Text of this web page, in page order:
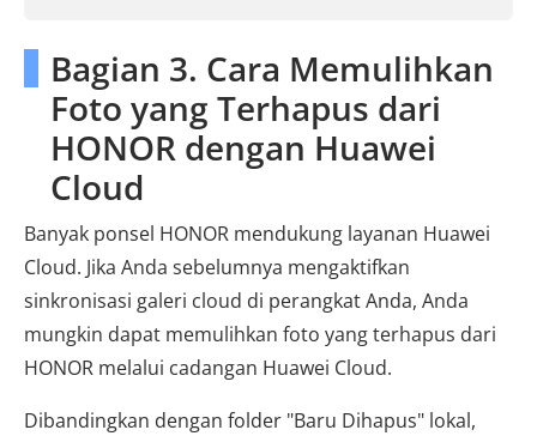
Bagian 3. Cara Memulihkan
Foto yang Terhapus dari
HONOR dengan Huawei
Cloud
Banyak ponsel HONOR mendukung layanan Huawei
Cloud. Jika Anda sebelumnya mengaktifkan
sinkronisasi galeri cloud di perangkat Anda, Anda
mungkin dapat memulihkan foto yang terhapus dari
HONOR melalui cadangan Huawei Cloud.
Dibandingkan dengan folder "Baru Dihapus" lokal,